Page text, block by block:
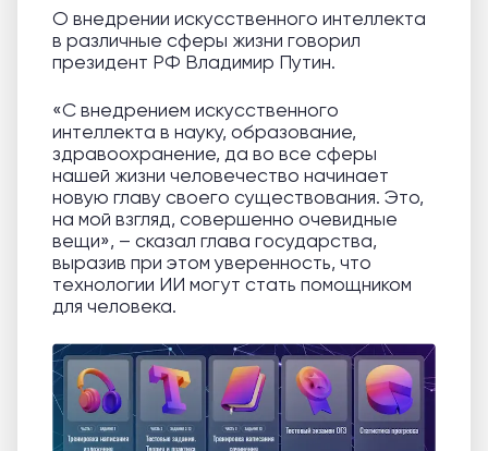
О внедрении искусственного интеллекта
в различные сферы жизни говорил
президент РФ Владимир Путин.
«С внедрением искусственного
интеллекта в науку, образование,
здравоохранение, да во все сферы
нашей жизни человечество начинает
новую главу своего существования. Это,
на мой взгляд, совершенно очевидные
вещи», – сказал глава государства,
выразив при этом уверенность, что
технологии ИИ могут стать помощником
для человека.